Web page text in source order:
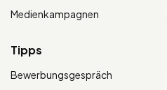
Medienkampagnen
Tipps
Bewerbungsgespräch